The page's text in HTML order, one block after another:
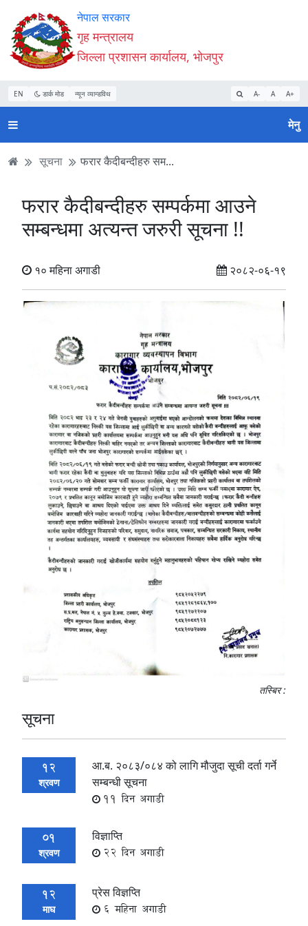
Accessibility
Mode
सुरु
गर्नुहोस्
सामाग्री
पढ्नुहाेस्
नेभिगेसन
पढ्नुहाेस्
वेबसाइट
खोजमा
जानुहोस्
नेपाल सरकार
गृह मन्त्रालय
जिल्ला प्रशासन कार्यालय, भोजपुर
EN डार्क मोड न्यून व्यान्डविथ A- A A+
मेनु
सूचना फरार कैदीबन्दीहरु सम...
फरार कैदीबन्दीहरु सम्पर्कमा आउने
सम्बन्धमा अत्यन्त जरुरी सूचना !!
१० महिना अगाडी २०८२-०६-१९
तस्बिर :
सूचना
12
श्रवण
आ.ब. २०८३/०८४ को लागि मौजुदा सूची दर्ता गर्ने
सम्बन्धी सूचना
11 दिन अगाडी
01
श्रवण
विज्ञाप्ति
22 दिन अगाडी
12
माघ
प्रेस विज्ञप्ति
6 महिना अगाडी